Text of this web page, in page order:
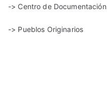
-> Centro de Documentación
-> Pueblos Originarios